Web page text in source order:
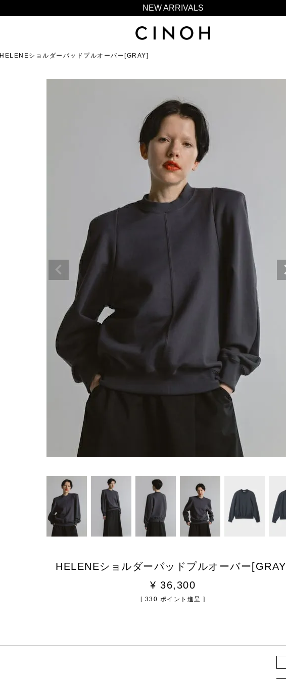
NEW ARRIVALS
ニュースレター登録で¥1,000クーポン進呈
夏季休業に伴う一部業務休業のお知らせ
ニュースレター登録で¥1,000クーポン進呈
HELENEショルダーパッドプルオーバー[GRAY]
HELENEショルダーパッドプルオーバー
¥ 36,300
[ 330 ポイント進呈 ]